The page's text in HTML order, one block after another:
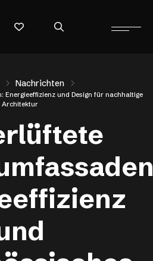
Nachrichten
Energieeffizienz und Design für nachhaltige
Architektur